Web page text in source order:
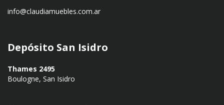
info@claudiamuebles.com.ar
Depósito San Isidro
Thames 2495
Boulogne, San Isidro